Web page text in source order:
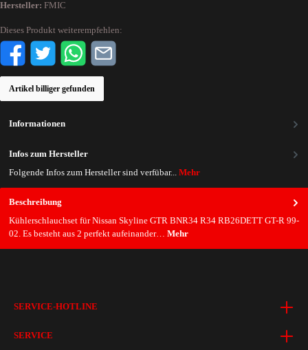
Hersteller: FMIC
Dieses Produkt weiterempfehlen:
Artikel billiger gefunden
Beschreibung
Kühlerschlauchset für Nissan Skyline GTR BNR34 R34 RB26DETT GT-R 99-
02. Es besteht aus 2 perfekt aufeinander… Mehr
Informationen
Infos zum Hersteller
Folgende Infos zum Hersteller sind verfübar... Mehr
SERVICE-HOTLINE
SERVICE